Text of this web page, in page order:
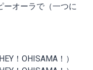
ーオーラで（一つに
！OHISAMA！）